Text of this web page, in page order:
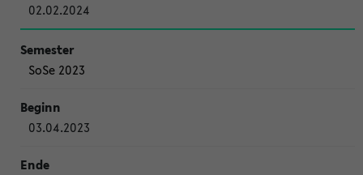
02.02.2024
SoSe 2023
03.04.2023